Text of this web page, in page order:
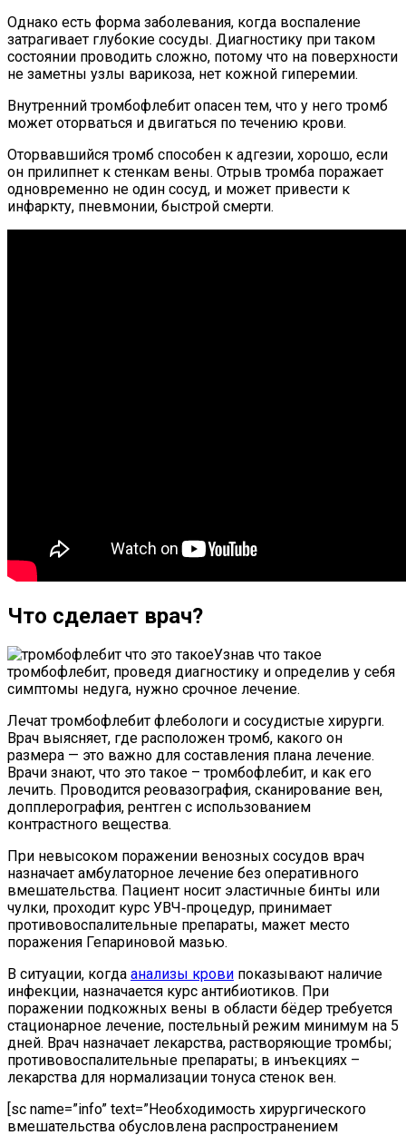
Однако есть форма заболевания, когда воспаление
затрагивает глубокие сосуды. Диагностику при таком
состоянии проводить сложно, потому что на поверхности
не заметны узлы варикоза, нет кожной гиперемии.
Внутренний тромбофлебит опасен тем, что у него тромб
может оторваться и двигаться по течению крови.
Оторвавшийся тромб способен к адгезии, хорошо, если
он прилипнет к стенкам вены. Отрыв тромба поражает
одновременно не один сосуд, и может привести к
инфаркту, пневмонии, быстрой смерти.
Что сделает врач?
Узнав что такое
тромбофлебит, проведя диагностику и определив у себя
симптомы недуга, нужно срочное лечение.
Лечат тромбофлебит флебологи и сосудистые хирурги.
Врач выясняет, где расположен тромб, какого он
размера — это важно для составления плана лечение.
Врачи знают, что это такое – тромбофлебит, и как его
лечить. Проводится реовазография, сканирование вен,
допплерография, рентген с использованием
контрастного вещества.
При невысоком поражении венозных сосудов врач
назначает амбулаторное лечение без оперативного
вмешательства. Пациент носит эластичные бинты или
чулки, проходит курс УВЧ‐процедур, принимает
противовоспалительные препараты, мажет место
поражения Гепариновой мазью.
В ситуации, когда анализы крови показывают наличие
инфекции, назначается курс антибиотиков. При
поражении подкожных вены в области бёдер требуется
стационарное лечение, постельный режим минимум на 5
дней. Врач назначает лекарства, растворяющие тромбы;
противовоспалительные препараты; в инъекциях –
лекарства для нормализации тонуса стенок вен.
[sc name=”info” text=”Необходимость хирургического
вмешательства обусловлена распространением